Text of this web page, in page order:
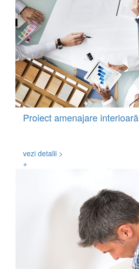
Proiect amenajare interioară
vezi detalii >
+